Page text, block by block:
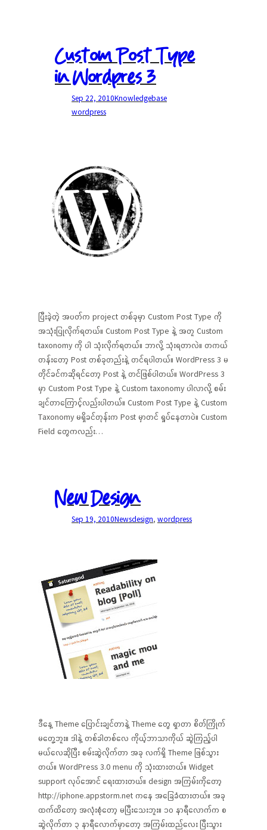
Custom Post Type
in Wordpres 3
Sep 22, 2010Knowledgebase
wordpress
ပြီးခဲ့တဲ့ အပတ်က project တစ်ခုမှာ Custom Post Type ကို
အသုံးပြုလိုက်ရတယ်။ Custom Post Type နဲ့ အတူ Custom
taxonomy ကို ပါ သုံးလိုက်ရတယ်။ ဘာလို့ သုံးရတာလဲ။ တကယ်
တန်းတော့ Post တစ်ခုတည်းနဲ့ တင်ရပါတယ်။ WordPress 3 မ
တိုင်ခင်ကဆိုရင်တော့ Post နဲ့ တင်ဖြစ်ပါတယ်။ WordPress 3
မှာ Custom Post Type နဲ့ Custom taxonomy ပါလာလို့ စမ်း
ချင်တာကြောင့်လည်းပါတယ်။ Custom Post Type နဲ့ Custom
Taxonomy မရှိခင်တုန်းက Post မှာတင် ရှုပ်နေတာပဲ။ Custom
Field တွေကလည်း…
New Design
Sep 19, 2010Newsdesign, wordpress
ဒီနေ့ Theme ပြောင်းချင်တာနဲ့ Theme တွေ ရှာတာ စိတ်ကြိုက်
မတွေ့ဘူး။ ဒါနဲ့ တစ်ခါတစ်လေ ကိုယ့်ဘာသာကိုယ် ဆွဲကြည့်ပါ
မယ်လေဆိုပြီး စမ်းဆွဲလိုက်တာ အခု လက်ရှိ Theme ဖြစ်သွား
တယ်။ WordPress 3.0 menu ကို သုံးထားတယ်။ Widget
support လုပ်အောင် ရေးထားတယ်။ design အကြမ်းကိုတော့
http://iphone.appstorm.net ကနေ အခြေခံထားတယ်။ အခု
ထက်ထိတော့ အလုံးစုံတော့ မပြီးသေးဘူး။ ၁၀ နာရီလောက်က စ
ဆွဲလိုက်တာ ၃ နာရီလောက်မှာတော့ အကြမ်းထည်လေး ပြီးသွား